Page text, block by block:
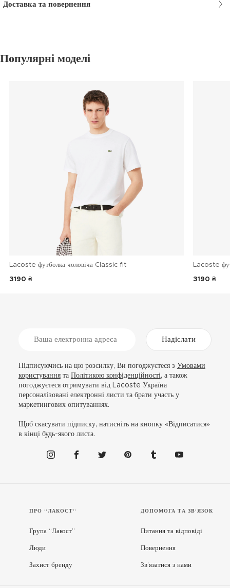
Доставка та повернення
Популярні моделі
Lacoste футболка чоловіча Classic fit
3190 ₴
Lacoste
3190 ₴
Надіслати
Підписуючись на цю розсилку, Ви погоджуєтеся з Умовами
користуваннята Політикою конфіденційності, а також
погоджуєтеся отримувати від Lacoste Україна
персоналізовані електронні листи та брати участь у
маркетингових опитуваннях.
Щоб скасувати підписку, натисніть на кнопку «Відписатися»
в кінці будь-якого листа.
ПРО “ЛАКОСТ”
Група “Лакост”
Люди
Захист бренду
ДОПОМОГА ТА ЗВ'ЯЗОК
Питання та відповіді
Повернення
Зв’язатися з нами